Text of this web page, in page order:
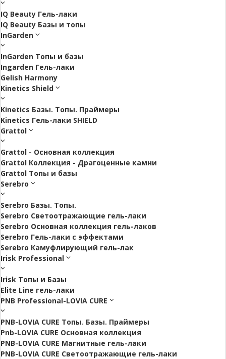
IQ Beauty Гель-лаки
IQ Beauty Базы и топы
InGarden
InGarden Топы и базы
Ingarden Гель-лаки
Gelish Harmony
Kinetics Shield
Kinetics Базы. Топы. Праймеры
Kinetics Гель-лаки SHIELD
Grattol
Grattol - Oснoвнaя коллекция
Grattol Коллекция - Драгоценные камни
Grattol Топы и базы
Serebro
Serebro Базы. Топы.
Serebro Светоотражающие гель-лаки
Serebro Основная коллекция гель-лаков
Serebro Гель-лаки с эффектами
Serebro Камуфлирующий гель-лак
Irisk Professional
Irisk Топы и Базы
Elite Line гель-лаки
PNB Professional-LOVIA CURE
PNB-LOVIA CURE Топы. Базы. Праймеры
Pnb-LOVIA CURE Основная коллекция
PNB-LOVIA CURE Магнитные гель-лаки
PNB-LOVIA CURE Cветоотражающие гель-лаки